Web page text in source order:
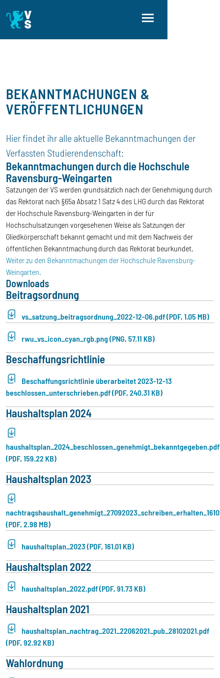
BEKANNTMACHUNGEN &
VERÖFFENTLICHUNGEN
Hier findet ihr alle aktuelle Bekanntmachungen der
Verfassten Studierendenschaft:
Bekanntmachungen durch die Hochschule
Ravensburg-Weingarten
Satzungen der VS werden grundsätzlich nach der Genehmigung durch
das Rektorat nach §65a Absatz 1 Satz 4 des LHG durch das Rektorat
der Hochschule Ravensburg-Weingarten in der für
Hochschulsatzungen vorgesehenen Weise als Satzungen der
Gliedkörperschaft bekannt gemacht und mit dem Nachweis der
öffentlichen Bekanntmachung durch das Rektorat beurkundet.
Weiter zu den Bekanntmachungen der Hochschule Ravensburg-
Weingarten.
Downloads
Beitragsordnung
vs_satzung_beitragsordnung_2022-12-06.pdf (PDF, 1.05 MB)
rwu_vs_icon_cyan_rgb.png (PNG, 57.11 KB)
Beschaffungsrichtlinie
Beschaffungsrichtlinie überarbeitet 2023-12-13
beschlossen_unterschrieben.pdf (PDF, 240.31 KB)
Haushaltsplan 2024
haushaltsplan_2024_beschlossen_genehmigt_bekanntgegeben.pdf
(PDF, 159.22 KB)
Haushaltsplan 2023
(PDF, 2.98 MB)
haushaltsplan_2023 (PDF, 161.01 KB)
Haushaltsplan 2022
haushaltsplan_2022.pdf (PDF, 91.73 KB)
Haushaltsplan 2021
haushaltsplan_nachtrag_2021_22062021_pub_28102021.pdf
(PDF, 92.92 KB)
Wahlordnung